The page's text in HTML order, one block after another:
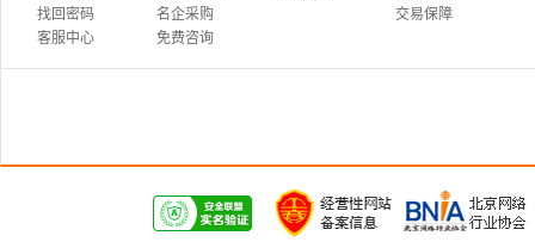
找回密码
客服中心
名企采购
免费咨询
交易保障